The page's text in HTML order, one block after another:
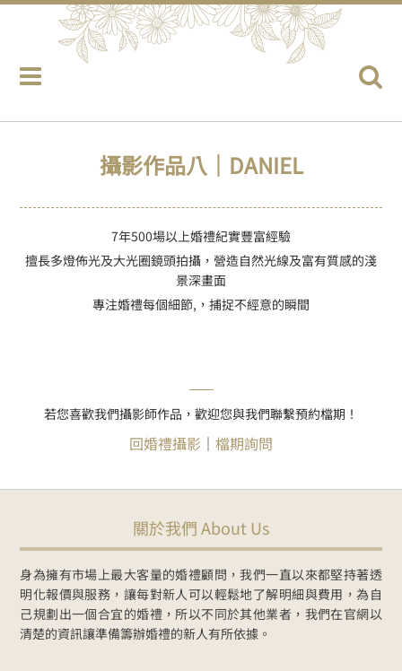
攝影作品八｜DANIEL
7年500場以上婚禮紀實豐富經驗
擅長多燈佈光及大光圈鏡頭拍攝，營造自然光線及富有質感的淺
景深畫面
專注婚禮每個細節,，捕捉不經意的瞬間
若您喜歡我們攝影師作品，歡迎您與我們聯繫預約檔期！
回婚禮攝影 ｜ 檔期詢問
關於我們 About Us
身為擁有市場上最大客量的婚禮顧問，我們一直以來都堅持著透
明化報價與服務，讓每對新人可以輕鬆地了解明細與費用，為自
己規劃出一個合宜的婚禮，所以不同於其他業者，我們在官網以
清楚的資訊讓準備籌辦婚禮的新人有所依據。